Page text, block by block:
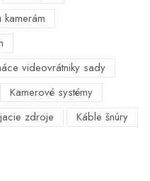
kamerám
videovrátniky sady
Kamerové systémy
zdroje Káble šnúry